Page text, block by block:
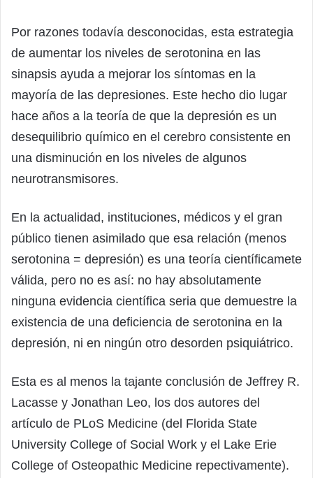
Por razones todavía desconocidas, esta estrategia
de aumentar los niveles de serotonina en las
sinapsis ayuda a mejorar los síntomas en la
mayoría de las depresiones. Este hecho dio lugar
hace años a la teoría de que la depresión es un
desequilibrio químico en el cerebro consistente en
una disminución en los niveles de algunos
neurotransmisores.
En la actualidad, instituciones, médicos y el gran
público tienen asimilado que esa relación (menos
serotonina = depresión) es una teoría científicamete
válida, pero no es así: no hay absolutamente
ninguna evidencia científica seria que demuestre la
existencia de una deficiencia de serotonina en la
depresión, ni en ningún otro desorden psiquiátrico.
Esta es al menos la tajante conclusión de Jeffrey R.
Lacasse y Jonathan Leo, los dos autores del
artículo de PLoS Medicine (del Florida State
University College of Social Work y el Lake Erie
College of Osteopathic Medicine repectivamente).